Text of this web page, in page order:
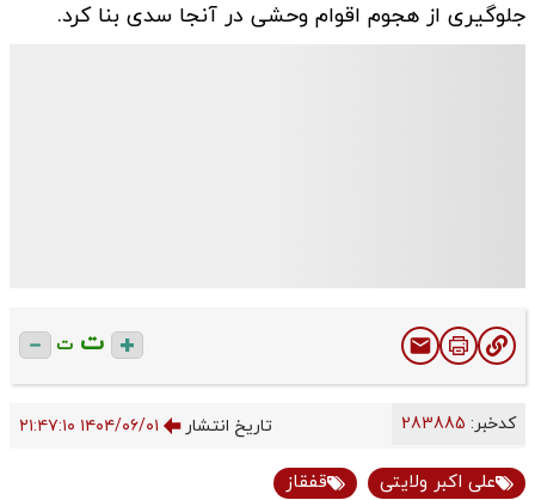
جلوگیری از هجوم اقوام وحشی در آنجا سدی بنا کرد.
ت ت
کدخبر: تاریخ انتشار ۱۴۰۴/۰۶/۰۱ ۲۱:۴۷:۱۰
علی اکبر ولایتی قفقاز